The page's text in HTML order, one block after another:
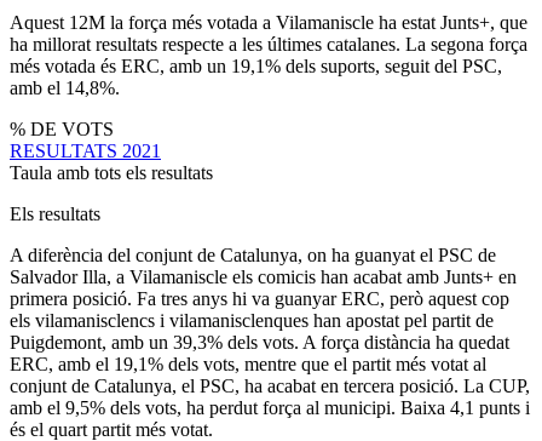
Aquest 12M la força més votada a Vilamaniscle ha estat Junts+, que
ha millorat resultats respecte a les últimes catalanes. La segona força
més votada és ERC, amb un 19,1% dels suports, seguit del PSC,
amb el 14,8%.
% DE VOTS
RESULTATS 2021
Taula amb tots els resultats
Els resultats
A diferència del conjunt de Catalunya, on ha guanyat el PSC de
Salvador Illa, a Vilamaniscle els comicis han acabat amb Junts+ en
primera posició. Fa tres anys hi va guanyar ERC, però aquest cop
els vilamanisclencs i vilamanisclenques han apostat pel partit de
Puigdemont, amb un 39,3% dels vots. A força distància ha quedat
ERC, amb el 19,1% dels vots, mentre que el partit més votat al
conjunt de Catalunya, el PSC, ha acabat en tercera posició. La CUP,
amb el 9,5% dels vots, ha perdut força al municipi. Baixa 4,1 punts i
és el quart partit més votat.